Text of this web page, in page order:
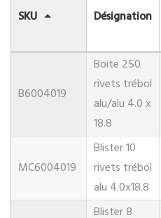
SKU Désignation
B6004019
Boite 250
rivets trébol
alu/alu 4.0 x
18.8
MC6004019
Blister 10
rivets trébol
alu 4.0x18.8
Blister 8